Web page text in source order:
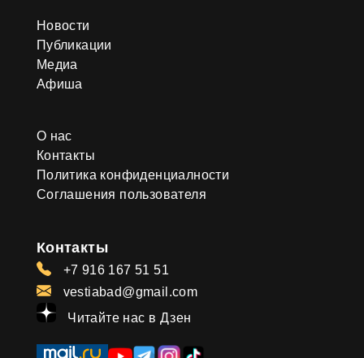
Новости
Публикации
Медиа
Афиша
О нас
Контакты
Политика конфиденциалности
Соглашения пользователя
Контакты
+7 916 167 51 51
vestiabad@gmail.com
Читайте нас в Дзен